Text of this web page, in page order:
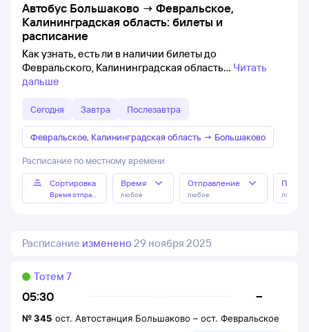
Автобус Большаково → Февральское,
Калининградская область: билеты и
расписание
Как узнать, есть ли в наличии билеты до
Февральского, Калининградская область
Читать
дальше
Сегодня Завтра Послезавтра
Февральское, Калининградская область → Большаково
Расписание по местному времени
Сортировка
Время отправления
Время
любое
Отправление
любое любое
Расписание изменено 29 ноября 2025
05:30 –
Тотем 7
№345 ост. Автостанция Большаково – ост. Февральское